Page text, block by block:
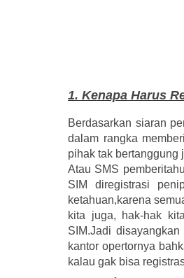
1. Kenapa Harus
Berdasarkan siaran
dalam rangka
pihak tak bertanggung
Atau SMS
SIM diregistrasi
ketahuan,karena
kita juga, hak-hak
SIM.Jadi
kantor opertornya
kalau gak bisa